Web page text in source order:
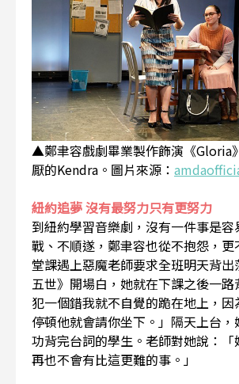
▲鄭聿容戲劇畢業製作飾演《Gloria
厭的Kendra。圖片來源：
紐約追夢 沒有最努力只有更努力
到紐約學習音樂劇，沒有一件事是
戰、不順遂，鄭聿容也從不抱怨，
堂課遇上惡魔老師要求全班明天背
五世》開場白，她就在下課之後一
犯一個錯我就不自覺的跪在地上，
停頓他就會請你坐下。」隔天上台
功背完台詞的學生。老師對她說：「
再也不會有比這更難的事。」